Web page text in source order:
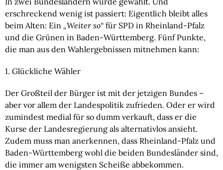
erschreckend wenig ist passiert: Eigentlich bleibt alles
beim Alten: Ein „Weiter so“ für SPD in Rheinland-Pfalz
und die Grünen in Baden-Württemberg. Fünf Punkte,
die man aus den Wahlergebnissen mitnehmen kann:
1. Glückliche Wähler
Der Großteil der Bürger ist mit der jetzigen Bundes –
aber vor allem der Landespolitik zufrieden. Oder er wird
zumindest medial für so dumm verkauft, dass er die
Kurse der Landesregierung als alternativlos ansieht.
Zudem muss man anerkennen, dass Rheinland-Pfalz und
Baden-Württemberg wohl die beiden Bundesländer sind,
die immer am wenigsten Scheiße abbekommen.